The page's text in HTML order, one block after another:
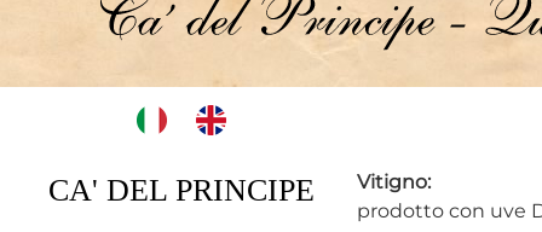
CA' DEL PRINCIPE
Vitigno:
prodotto con uve